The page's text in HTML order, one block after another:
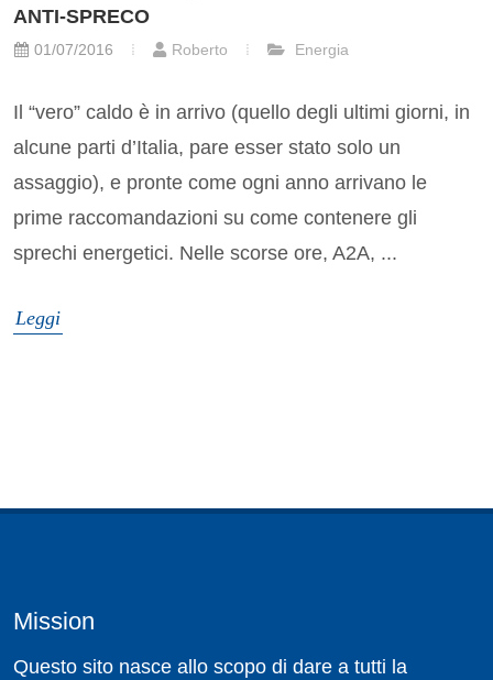
ANTI-SPRECO
01/07/2016 Roberto Energia
Il “vero” caldo è in arrivo (quello degli ultimi giorni, in
alcune parti d’Italia, pare esser stato solo un
assaggio), e pronte come ogni anno arrivano le
prime raccomandazioni su come contenere gli
sprechi energetici. Nelle scorse ore, A2A, ...
Leggi
Mission
Questo sito nasce allo scopo di dare a tutti la